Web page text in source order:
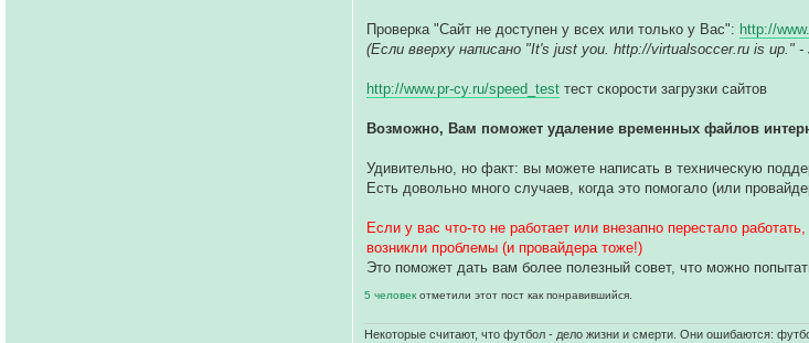
Проверка "Сайт не доступен у всех или только у Вас": http://
(Если вверху написано "It's just you. http://virtualsoccer.ru is
http://www.pr-cy.ru/speed_test тест скорости загрузки сайтов
Возможно, Вам поможет удаление временных файлов
Удивительно, но факт: вы можете написать в техническую
Есть довольно много случаев, когда это помогало (или
Если у вас что-то не работает или внезапно перестало
возникли проблемы (и провайдера тоже!)
Это поможет дать вам более полезный совет, что можно
5 человекотметили этот пост как понравившийся.
Некоторые считают, что футбол - дело жизни и смерти. Они ошибаются: